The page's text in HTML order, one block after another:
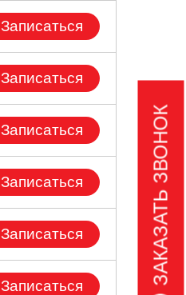
Записаться
Записаться
Записаться
Записаться
Записаться
Записаться ЗАКАЗАТЬ ЗВОНОК